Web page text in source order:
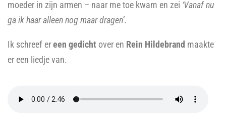
moeder in zijn armen – naar me toe kwam en zei ‘Vanaf nu
ga ik haar alleen nog maar dragen’.
Ik schreef ereen gedicht over en Rein Hildebrand maakte
er een liedje van.